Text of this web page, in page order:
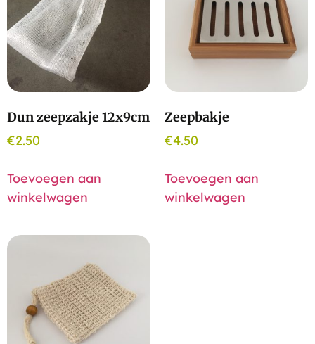
Dun zeepzakje 12x9cm
€2.50
Toevoegen aan
winkelwagen
Zeepbakje
€4.50
Toevoegen aan
winkelwagen